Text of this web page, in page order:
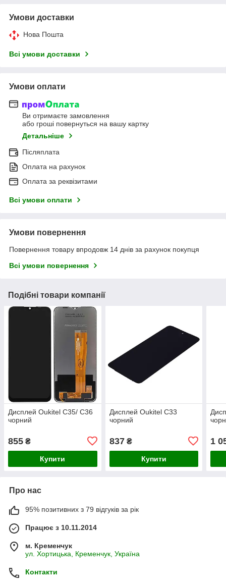
Умови доставки
Нова Пошта
Всі умови доставки
Умови оплати
Ви отримаєте замовлення
або гроші повернуться на вашу картку
Детальніше
Післяплата
Оплата на рахунок
Оплата за реквізитами
Всі умови оплати
Умови повернення
Повернення товару впродовж 14 днів за рахунок покупця
Всі умови повернення
Подібні товари компанії
Дисплей Oukitel C35/ C36
чорний
855 ₴
Купити
Дисплей Oukitel C33
чорний
837₴
Купити
1
Про нас
95% позитивних з 79 відгуків за рік
Працює з 10.11.2014
м. Кременчук
ул. Хортицька, Кременчук, Україна
Контакти